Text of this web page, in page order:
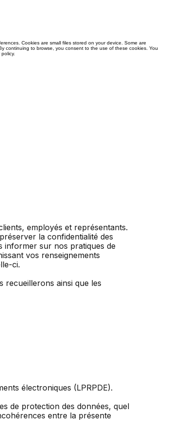
employés et représentants.
la confidentialité des
informer sur nos pratiques de
vos renseignements
ci.
recueillerons ainsi que les
électroniques (LPRPDE).
de protection des données, quel
entre la présente
Cookies are small files stored on your device. Some are
continuing to browse, you consent to the use of these cookies. You